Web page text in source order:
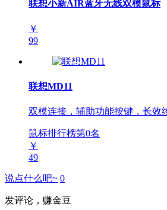
联想小新AIR蓝牙无线双模鼠标
￥
99
联想MD11
双模连接，辅助功能按键，长效
鼠标排行榜第0名
￥
49
说点什么吧~ 0
发评论，赚金豆